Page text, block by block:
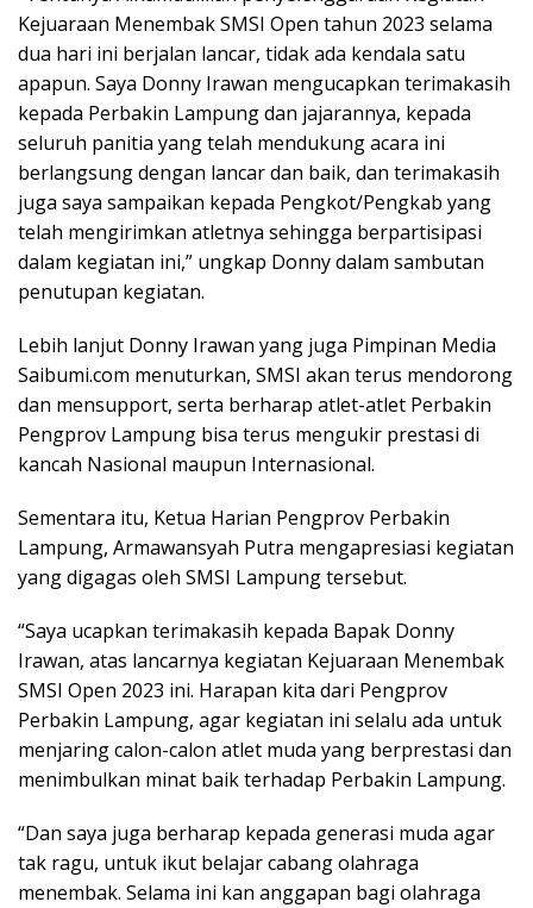
Kejuaraan Menembak SMSI Open tahun 2023 selama
dua hari ini berjalan lancar, tidak ada kendala satu
apapun. Saya Donny Irawan mengucapkan terimakasih
kepada Perbakin Lampung dan jajarannya, kepada
seluruh panitia yang telah mendukung acara ini
berlangsung dengan lancar dan baik, dan terimakasih
juga saya sampaikan kepada Pengkot/Pengkab yang
telah mengirimkan atletnya sehingga berpartisipasi
dalam kegiatan ini,” ungkap Donny dalam sambutan
penutupan kegiatan.
Lebih lanjut Donny Irawan yang juga Pimpinan Media
Saibumi.com menuturkan, SMSI akan terus mendorong
dan mensupport, serta berharap atlet-atlet Perbakin
Pengprov Lampung bisa terus mengukir prestasi di
kancah Nasional maupun Internasional.
Sementara itu, Ketua Harian Pengprov Perbakin
Lampung, Armawansyah Putra mengapresiasi kegiatan
yang digagas oleh SMSI Lampung tersebut.
“Saya ucapkan terimakasih kepada Bapak Donny
Irawan, atas lancarnya kegiatan Kejuaraan Menembak
SMSI Open 2023 ini. Harapan kita dari Pengprov
Perbakin Lampung, agar kegiatan ini selalu ada untuk
menjaring calon-calon atlet muda yang berprestasi dan
menimbulkan minat baik terhadap Perbakin Lampung.
“Dan saya juga berharap kepada generasi muda agar
tak ragu, untuk ikut belajar cabang olahraga
menembak. Selama ini kan anggapan bagi olahraga